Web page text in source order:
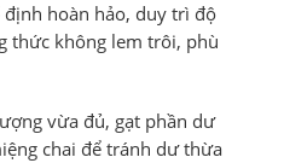
định hoàn hảo, duy trì độ
thức không lem trôi, phù
vừa đủ, gạt phần dư
chai để tránh dư thừa